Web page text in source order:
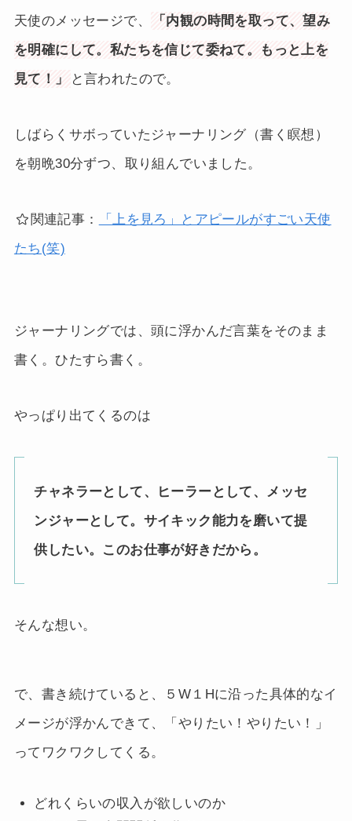
天使のメッセージで、
「内観の時間を取って、望み
を明確にして。私たちを信じて委ねて。もっと上を
見て！」
と言われたので。
しばらくサボっていたジャーナリング（書く瞑想）
を朝晩30分ずつ、取り組んでいました。
関連記事：
「上を見ろ」とアピールがすごい天使
たち(笑)
ジャーナリングでは、頭に浮かんだ言葉をそのまま
書く。ひたすら書く。
やっぱり出てくるのは
チャネラーとして、ヒーラーとして、メッセ
ンジャーとして。サイキック能力を磨いて提
供したい。このお仕事が好きだから。
そんな想い。
で、書き続けていると、５W１Hに沿った具体的なイ
メージが浮かんできて、「やりたい！やりたい！」
ってワクワクしてくる。
どれくらいの収入が欲しいのか